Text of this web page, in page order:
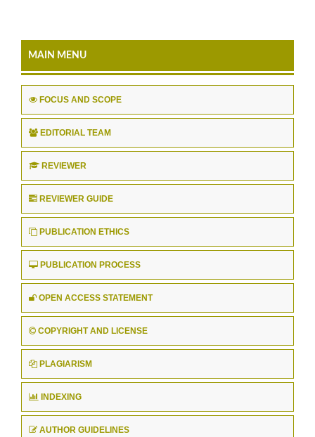
MAIN MENU
FOCUS AND SCOPE
EDITORIAL TEAM
REVIEWER
REVIEWER GUIDE
PUBLICATION ETHICS
PUBLICATION PROCESS
OPEN ACCESS STATEMENT
COPYRIGHT AND LICENSE
PLAGIARISM
INDEXING
AUTHOR GUIDELINES